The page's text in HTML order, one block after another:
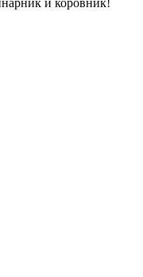
и коровник!